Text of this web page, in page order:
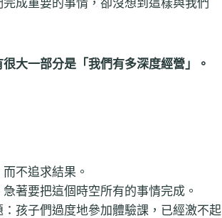
大一部分是「我們有多深度經營」。
不追求結果。
著要把這個時空所有的事情完成。
孩子們過度地參加體驗課，已經激不起